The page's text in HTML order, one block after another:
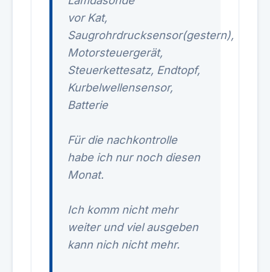
vor Kat,
Saugrohrdrucksensor(gestern),
Motorsteuergerät,
Steuerkettesatz, Endtopf,
Kurbelwellensensor,
Batterie
Für die nachkontrolle
habe ich nur noch diesen
Monat.
Ich komm nicht mehr
weiter und viel ausgeben
kann nich nicht mehr.